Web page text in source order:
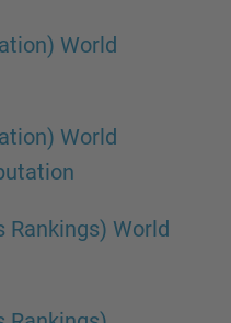
World
World
Rankings) World